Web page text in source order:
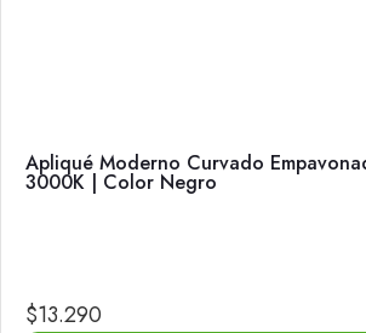
Apliqué Moderno Curvado
3000K | Color Negro
$13.290